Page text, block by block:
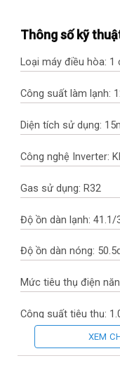
Thông số kỹ
Loại máy điều hòa: 1
Công suất làm lạnh:
Diện tích sử dụng:
Công nghệ Inverter:
Gas sử dụng: R32
Độ ồn dàn lạnh: 41.1/
Độ ồn dàn nóng:
Mức tiêu thụ điện
Công suất tiêu thụ:
Công nghệ làm lạnh
XEM